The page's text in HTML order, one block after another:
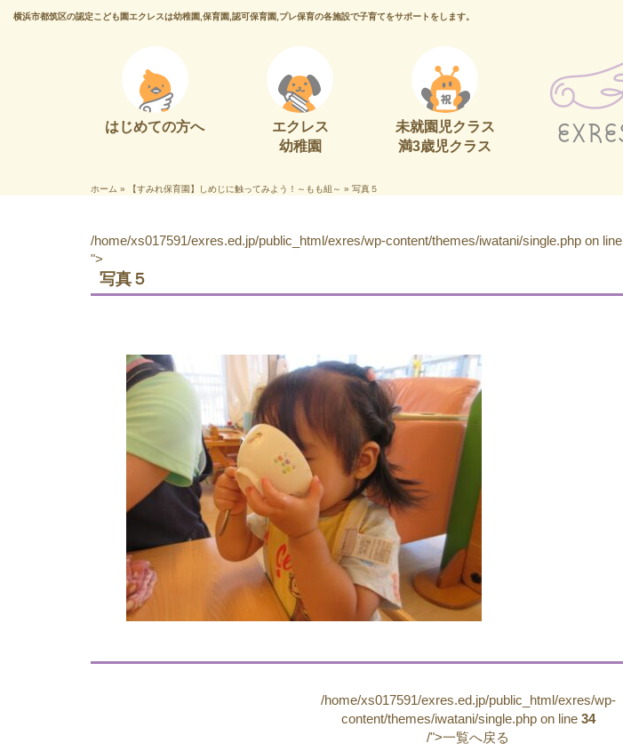
横浜市都筑区の認定こども園エクレスは幼稚園,保育園,認可保育園,プレ保育の各施設で子育てをサポートをします。
はじめての方へ
エクレス
幼稚園
未就園児クラス
満3歳児クラス
ホーム » 【すみれ保育園】しめじに触ってみよう！～もも組～ » 写真５
/home/xs017591/exres.ed.jp/public_html/exres/wp-content/themes/iwatani/single.php on line
">
写真５
/home/xs017591/exres.ed.jp/public_html/exres/wp-
content/themes/iwatani/single.php on line 34
/">一覧へ戻る